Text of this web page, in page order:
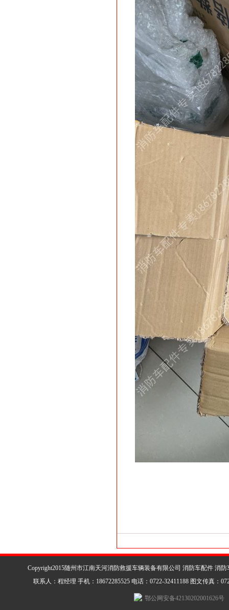
Copyright2015随州市江南天河消防救援车辆装备有限公司 消防车配件 消
联系人：程经理 手机：18672285525 电话：0722-32411188 图文传真：
鄂公网安备42130202001626号